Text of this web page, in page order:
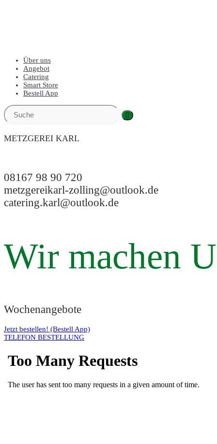
Über uns
Angebot
Catering
Smart Store
Bestell App
METZGEREI KARL
08167 98 90 720
metzgereikarl-zolling@outlook.de
catering.karl@outlook.de
Wir machen
Wochenangebote
Jetzt bestellen! (Bestell App)
TELEFON BESTELLUNG